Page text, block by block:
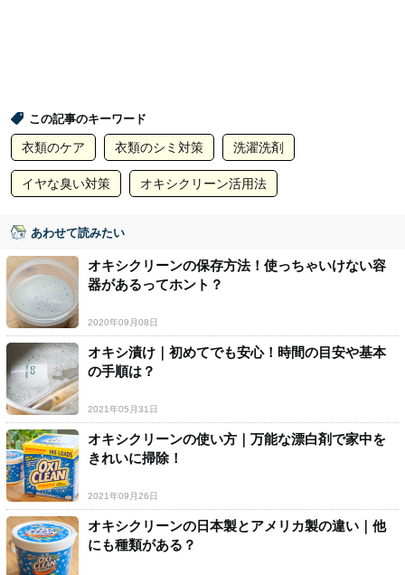
この記事のキーワード
衣類のケア 衣類のシミ対策 洗濯洗剤
イヤな臭い対策 オキシクリーン活用法
あわせて読みたい
オキシクリーンの保存方法！使っちゃいけない容
器があるってホント？
2020年09月08日
オキシ漬け｜初めてでも安心！時間の目安や基本
の手順は？
2021年05月31日
オキシクリーンの使い方｜万能な漂白剤で家中を
きれいに掃除！
2021年09月26日
オキシクリーンの日本製とアメリカ製の違い｜他
にも種類がある？